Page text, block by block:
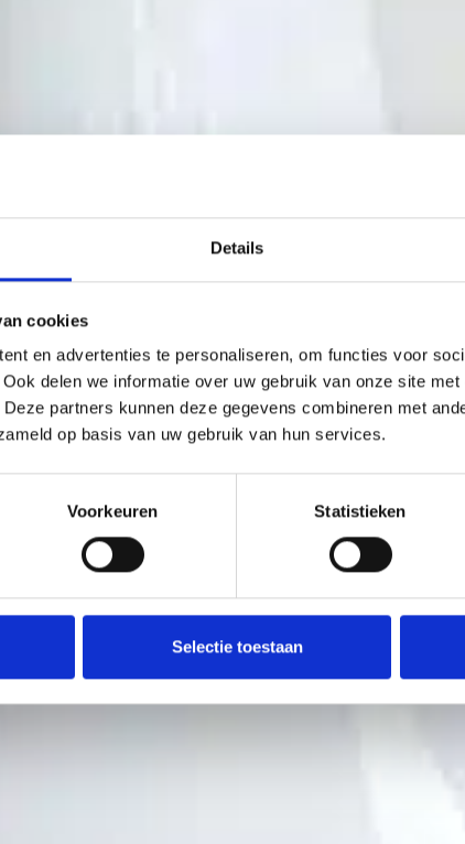
Details
cookies
en advertenties te personaliseren, om functies voor
delen we informatie over uw gebruik van onze site
partners kunnen deze gegevens combineren met
op basis van uw gebruik van hun services.
Voorkeuren Statistieken
Selectie toestaan